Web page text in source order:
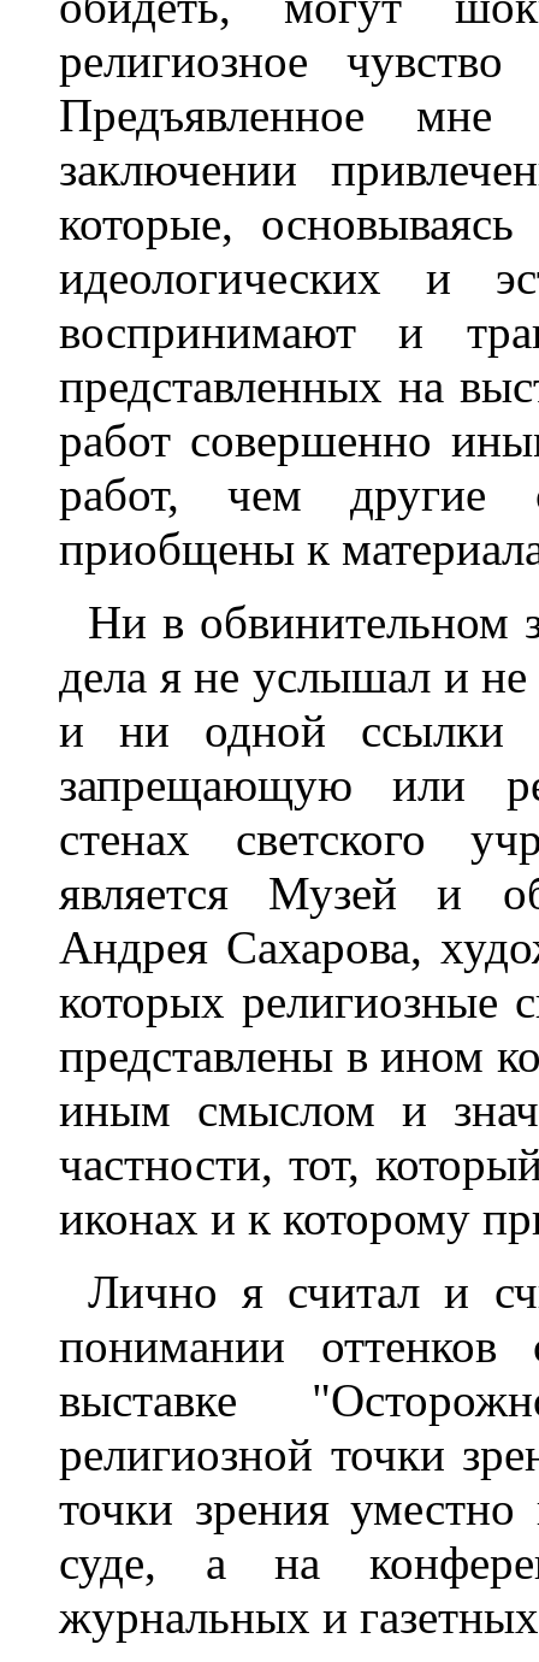
религиозное
Предъявленное мне
заключении
которые,
идеологических и
воспринимают и
представленных на
работ совершенно
работ, чем другие
приобщены к
Ни в обвинительном
дела я не услышал и не
и ни одной ссылки
запрещающую или
стенах светского
является Музей и
Андрея Сахарова,
которых религиозные
представлены в ином
иным смыслом и
частности, тот,
иконах и к которому
Лично я считал и
понимании оттенков
выставке
религиозной точки
точки зрения
суде, а на
журнальных и газетных